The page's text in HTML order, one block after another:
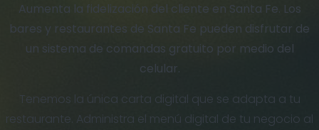
Aumenta la fidelización del cliente en Santa Fe. Los
bares y restaurantes de Santa Fe pueden disfrutar de
un sistema de comandas gratuito por medio del
celular.
Tenemos la única carta digital que se adapta a tu
restaurante. Administra el menú digital de tu negocio al